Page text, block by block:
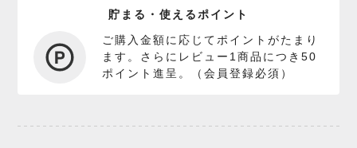
貯まる・使えるポイント
ご購入金額に応じてポイントがたまり
ます。さらにレビュー1商品につき50
ポイント進呈。（会員登録必須）